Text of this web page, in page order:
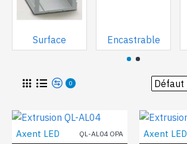
Surface Encastrable
0
Axent LED QL-AL04 OPA Axent LED